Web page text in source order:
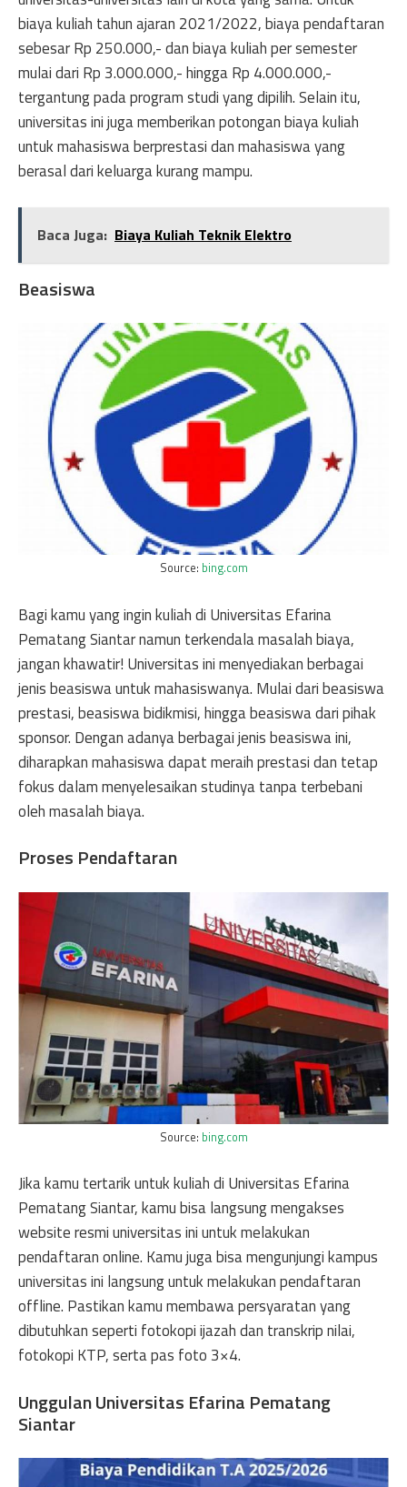
biaya kuliah tahun ajaran 2021/2022, biaya pendaftaran
sebesar Rp 250.000,- dan biaya kuliah per semester
mulai dari Rp 3.000.000,- hingga Rp 4.000.000,-
tergantung pada program studi yang dipilih. Selain itu,
universitas ini juga memberikan potongan biaya kuliah
untuk mahasiswa berprestasi dan mahasiswa yang
berasal dari keluarga kurang mampu.
Baca Juga: Biaya Kuliah Teknik Elektro
Beasiswa
Source: bing.com
Bagi kamu yang ingin kuliah di Universitas Efarina
Pematang Siantar namun terkendala masalah biaya,
jangan khawatir! Universitas ini menyediakan berbagai
jenis beasiswa untuk mahasiswanya. Mulai dari beasiswa
prestasi, beasiswa bidikmisi, hingga beasiswa dari pihak
sponsor. Dengan adanya berbagai jenis beasiswa ini,
diharapkan mahasiswa dapat meraih prestasi dan tetap
fokus dalam menyelesaikan studinya tanpa terbebani
oleh masalah biaya.
Proses Pendaftaran
Source: bing.com
Jika kamu tertarik untuk kuliah di Universitas Efarina
Pematang Siantar, kamu bisa langsung mengakses
website resmi universitas ini untuk melakukan
pendaftaran online. Kamu juga bisa mengunjungi kampus
universitas ini langsung untuk melakukan pendaftaran
offline. Pastikan kamu membawa persyaratan yang
dibutuhkan seperti fotokopi ijazah dan transkrip nilai,
fotokopi KTP, serta pas foto 3×4.
Unggulan Universitas Efarina Pematang
Siantar